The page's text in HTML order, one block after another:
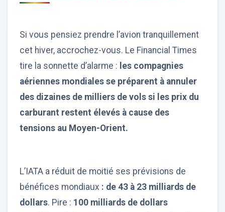
Si vous pensiez prendre l’avion tranquillement
cet hiver, accrochez-vous. Le Financial Times
tire la sonnette d’alarme : les compagnies
aériennes mondiales se préparent à annuler
des dizaines de milliers de vols si les prix du
carburant restent élevés à cause des
tensions au Moyen-Orient.
L’IATA a réduit de moitié ses prévisions de
bénéfices mondiaux : de 43 à 23 milliards de
dollars. Pire : 100 milliards de dollars